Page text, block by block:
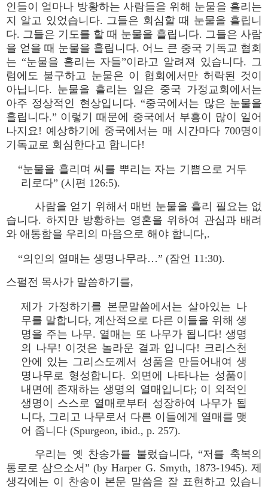
인들이 얼마나 방황하는 사람들을 위해 눈물을 흘리는
지 알고 있었습니다. 그들은 회심할 때 눈물을 흘립니
다. 그들은 기도를 할 때 눈물을 흘립니다. 그들은 사람
을 얻을 때 눈물을 흘립니다. 어느 큰 중국 기독교 협회
는 “눈물을 흘리는 자들”이라고 알려져 있습니다. 그
럼에도 불구하고 눈물은 이 협회에서만 허락된 것이
아닙니다. 눈물을 흘리는 일은 중국 가정교회에서는
아주 정상적인 현상입니다. “중국에서는 많은 눈물을
흘립니다.” 이렇기 때문에 중국에서 부흥이 많이 일어
나지요! 예상하기에 중국에서는 매 시간마다 700명이
기독교로 회심한다고 합니다!
“눈물을 흘리며 씨를 뿌리는 자는 기쁨으로 거두
리로다” (시편 126:5).
사람을 얻기 위해서 매번 눈물을 흘리 필요는 없
습니다. 하지만 방황하는 영혼을 위하여 관심과 배려
와 애통함을 우리의 마음으로 해야 합니다,.
“의인의 열매는 생명나무라…” (잠언 11:30).
스펄전 목사가 말씀하기를,
제가 가정하기를 본문말씀에서는 살아있는 나
무를 말합니다, 계산적으로 다른 이들을 위해 생
명을 주는 나무. 열매는 또 나무가 됩니다! 생명
의 나무! 이것은 놀라운 결과 입니다! 크리스천
안에 있는 그리스도께서 성품을 만들어내여 생
명나무로 형성합니다. 외면에 나타나는 성품이
내면에 존재하는 생명의 열매입니다; 이 외적인
생명이 스스로 열매로부터 성장하여 나무가 됩
니다, 그리고 나무로서 다른 이들에게 열매를 맺
어 줍니다 (Spurgeon, ibid., p. 257).
우리는 옛 찬송가를 불렀습니다, “저를 축복의
통로로 삼으소서” (by Harper G. Smyth, 1873-1945). 제
생각에는 이 찬송이 본문 말씀을 잘 표현하고 있습니